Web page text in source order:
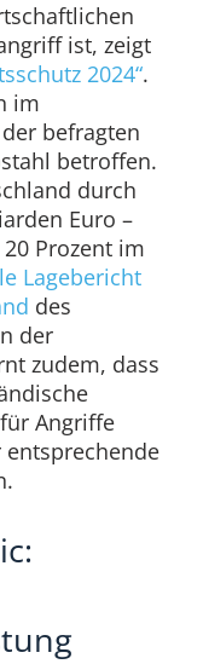
ist, zeigt
2024“.
im
befragten
betroffen.
durch
Euro –
Prozent im
Lagebericht
des
der
zudem, dass
Angriffe